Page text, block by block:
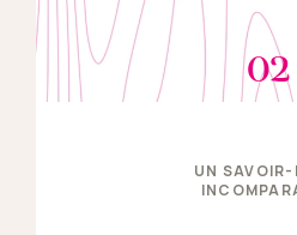
02
UN SAVOIR-